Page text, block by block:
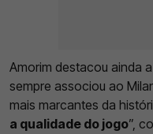
Amorim destacou ainda
sempre associou ao
mais marcantes da
a qualidade do jogo”,